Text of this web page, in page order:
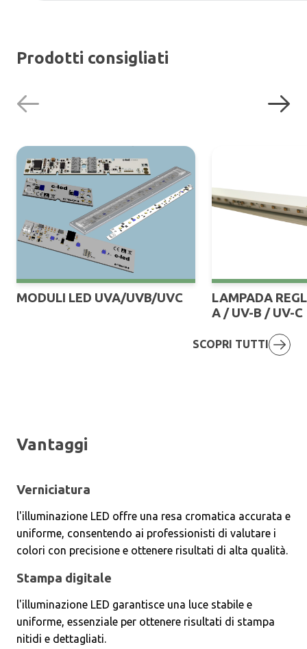
Prodotti consigliati
MODULI LED UVA/UVB/UVC
LAMPADA
A / UV-B / UV-C
SCOPRI TUTTI
Vantaggi
Verniciatura
l'illuminazione LED offre una resa cromatica accurata e
uniforme, consentendo ai professionisti di valutare i
colori con precisione e ottenere risultati di alta qualità.
Stampa digitale
l'illuminazione LED garantisce una luce stabile e
uniforme, essenziale per ottenere risultati di stampa
nitidi e dettagliati.